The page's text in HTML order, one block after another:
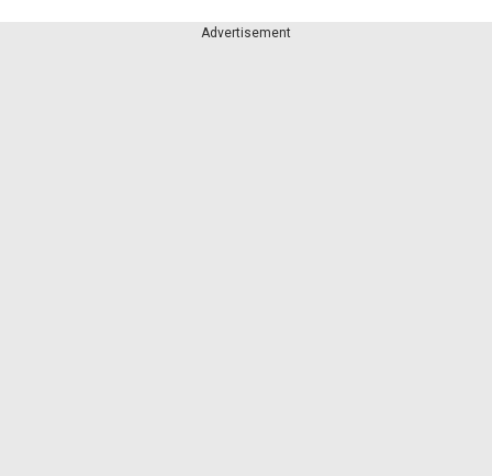
Advertisement